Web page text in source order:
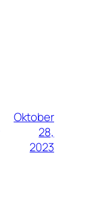
Oktober
28,
2023